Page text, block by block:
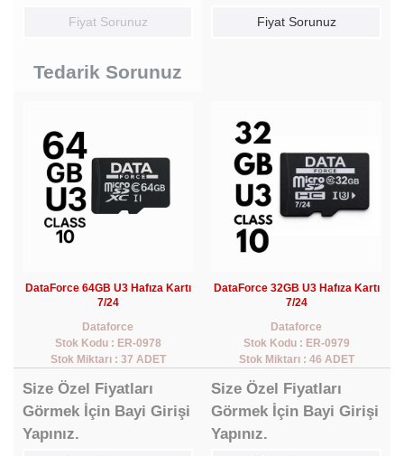
Fiyat Sorunuz
Tedarik Sorunuz
Fiyat Sorunuz
DataForce 64GB U3 Hafıza Kartı
7/24
Dataforce
Stok Kodu : ER-0978
Stok Miktarı : 37 ADET
Size Özel Fiyatları
Görmek İçin Bayi Girişi
Yapınız.
DataForce 32GB U3 Hafıza Kartı
7/24
Dataforce
Stok Kodu : ER-0979
Stok Miktarı : 46 ADET
Size Özel Fiyatları
Görmek İçin Bayi Girişi
Yapınız.